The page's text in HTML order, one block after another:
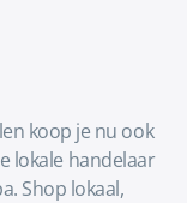
koop je nu ook
lokale handelaar
Shop lokaal,